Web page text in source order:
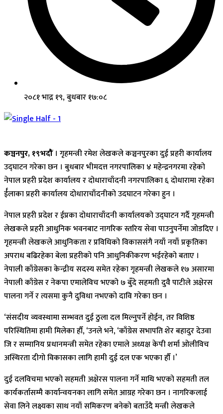
२०८१ भाद्र १९, बुधबार १७:०८
कञ्चनपुर, १९भदौैं। गृहमन्त्री रमेश लेखकले कञ्चनपुरका दुई प्रहरी कार्यालय
उद्घाटन गरेका छन । बुधबार भीमदत्त नगरपालिका ४ महेन्द्रनगरमा रहेको
नेपाल प्रहरी प्रदेश कार्यालय र दोधाराचाँदनी नगरपालिका ६ दोधारामा रहेका
र्ईलाका प्रहरी कार्यालय दोधाराचाँदनीको उदघाटन गरेका हुन ।
नेपाल प्रहरी प्रदेश र ईप्रका दोधाराचाँदनी कार्यालयको उद्घाटन गर्दै गृहमन्त्री
लेखकले प्रहरी आधुनिक भवनबाट नागरिक स्तरिय सेवा पाउनुपर्नेमा जोडदिए ।
गृहमन्त्री लेखकले आधुनिकता र प्रविधिको विकाससंगै नयाँ नयाँ प्रकृतिका
अपराध बढिरहेका बेला प्रहरीको पनि आधुनिकीकरण भईरहेको बताए ।
नेपाली काँग्रेसका केन्द्रीय सदस्य समेत रहेका गृहमन्त्री लेखकले १७ असारमा
नेपाली काँग्रेस र नेकपा एमालेविच भएको ७ बुँदे सहमती दुवै पाटीले अक्षेरस
पालना गर्ने र त्यसमा कुनै दुविधा नभएको दावि गरेका छन ।
‘संसदीय व्यवस्थामा सम्भवत दुई ठुला दल मिल्नुपर्ने होईन, तर विशिष्ठ
परिस्थितिमा हामी मिलेका हौँ, ‘उनले भने, ‘काँग्रेस सभापति शेर बहादुर देउवा
जि र सम्मानिय प्रधानमन्त्री समेत रहेका एमाले अध्यक्ष केपी शर्मा ओलीविच
अस्थिरता दीगो विकासका लागि हामी दुई दल एक भएका हौँ ।’
दुई दलविचमा भएको सहमती अक्षेरस पालना गर्ने माथि भएको सहमती तल
कार्यकर्तासम्मै कार्यान्वयनका लागि समेत आग्रह गरेका छन । नागरिकलाई
सेवा लिने लक्ष्यका साथ नयाँ समिकरण बनेको बताउँदै मन्त्री लेखकले